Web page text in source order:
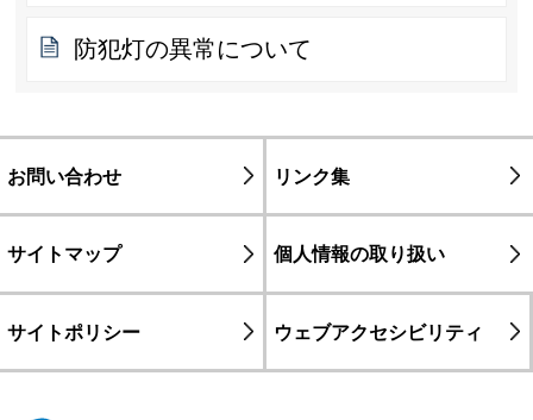
防犯灯の異常について
お問い合わせ リンク集
サイトマップ 個人情報の取り扱い
サイトポリシー ウェブアクセシビリティ